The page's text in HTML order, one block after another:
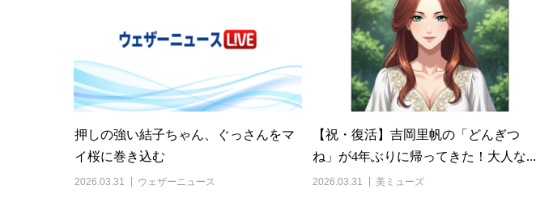
押しの強い結子ちゃん、ぐっさんをマ
イ桜に巻き込む
2026.03.31 ウェザーニュース
【祝・復活】吉岡里帆の「どんぎつ
ね」が4年ぶりに帰ってきた！大人な...
2026.03.31 美ミューズ